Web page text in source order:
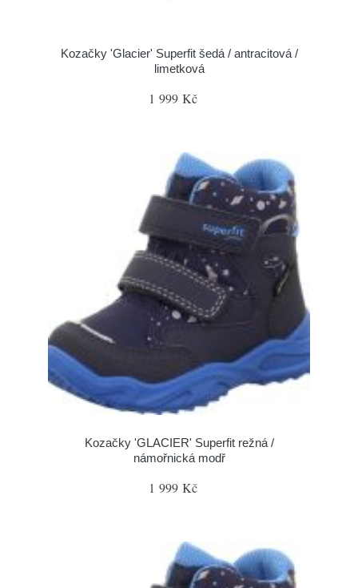
Kozačky 'Glacier' Superfit šedá / antracitová /
limetková
1 999 Kč
Kozačky 'GLACIER' Superfit režná /
námořnická modř
1 999 Kč